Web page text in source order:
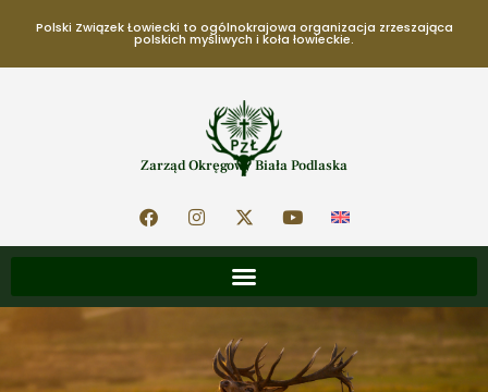
Polski Związek Łowiecki to ogólnokrajowa organizacja zrzeszająca
polskich myśliwych i koła łowieckie.
Zarząd Okręgowy Biała Podlaska